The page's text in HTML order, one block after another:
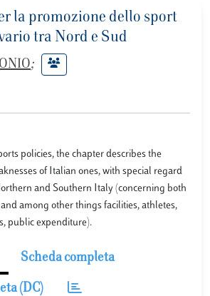
la promozione dello sport
tra Nord e Sud
;
policies, the chapter describes the
of Italian ones, with special regard
and Southern Italy (concerning both
among other things facilities, athletes,
public expenditure).
Scheda completa
(DC)